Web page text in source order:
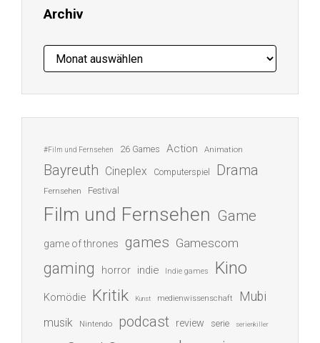
Archiv
Archiv
#Film und Fernsehen 26 Games Action Animation
Bayreuth Cineplex Computerspiel Drama
Fernsehen Festival
Film und Fernsehen Game
game of thrones games Gamescom
gaming horror indie Indie games Kino
Komödie Kritik Kunst medienwissenschaft Mubi
musik Nintendo podcast review serie serienkiller